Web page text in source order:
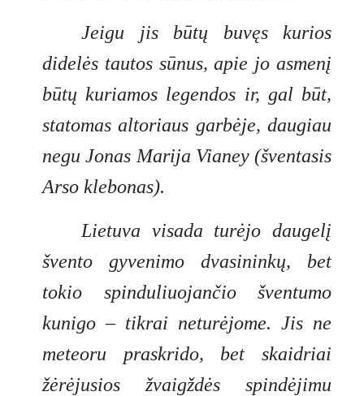
Jeigu jis būtų buvęs kurios
didelės tautos sūnus, apie jo asmenį
būtų kuriamos legendos ir, gal būt,
statomas altoriaus garbėje, daugiau
negu Jonas Marija Vianey (šventasis
Arso klebonas).
Lietuva visada turėjo daugelį
švento gyvenimo dvasininkų, bet
tokio spinduliuojančio šventumo
kunigo – tikrai neturėjome. Jis ne
meteoru praskrido, bet skaidriai
žėrėjusios žvaigždės spindėjimu